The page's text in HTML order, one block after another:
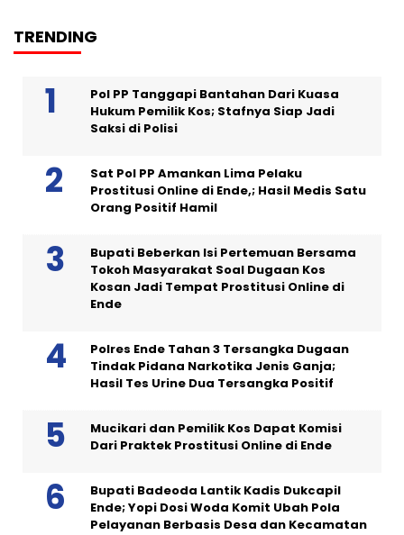
TRENDING
Pol PP Tanggapi Bantahan Dari Kuasa
Hukum Pemilik Kos; Stafnya Siap Jadi
Saksi di Polisi
Sat Pol PP Amankan Lima Pelaku
Prostitusi Online di Ende,; Hasil Medis Satu
Orang Positif Hamil
Bupati Beberkan Isi Pertemuan Bersama
Tokoh Masyarakat Soal Dugaan Kos
Kosan Jadi Tempat Prostitusi Online di
Ende
Polres Ende Tahan 3 Tersangka Dugaan
Tindak Pidana Narkotika Jenis Ganja;
Hasil Tes Urine Dua Tersangka Positif
Mucikari dan Pemilik Kos Dapat Komisi
Dari Praktek Prostitusi Online di Ende
Bupati Badeoda Lantik Kadis Dukcapil
Ende; Yopi Dosi Woda Komit Ubah Pola
Pelayanan Berbasis Desa dan Kecamatan